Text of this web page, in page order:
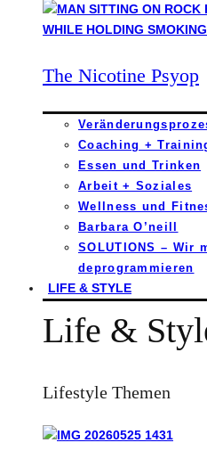
The Nicotine Psyop
Coaching +
Essen und Trinken
Arbeit + Soziales
Wellness und
Barbara O’neill
SOLUTIONS – Wir
deprogrammieren
LIFE & STYLE
Life &
Lifestyle Themen